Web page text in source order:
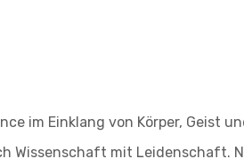
im Einklang von Körper, Geist
Wissenschaft mit Leidenschaft.